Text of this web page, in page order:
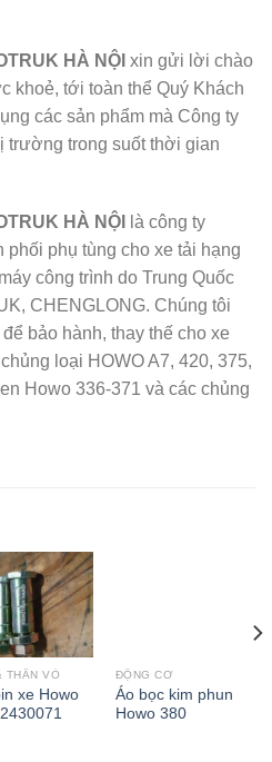
HÀ NỘI xin gửi lời chào
khoẻ, tới toàn thể Quý Khách
các sản phẩm mà Công ty
trường trong suốt thời gian
HÀ NỘI
là công ty
phối phụ tùng cho xe tải hạng
công trình do Trung Quốc
CHENGLONG. Chúng tôi
bảo hành, thay thế cho xe
loại HOWO A7, 420, 375,
Howo 336-371 và các chủng
THÂN VỎ
xe Howo
ĐỘNG CƠ
Áo bọc kim phun
Howo 380